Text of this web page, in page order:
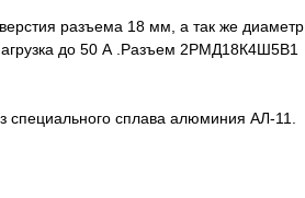
разъема 18 мм, а так же диаметр
до 50 А .Разъем 2РМД18К4Ш5В1
сплава алюминия АЛ-11.